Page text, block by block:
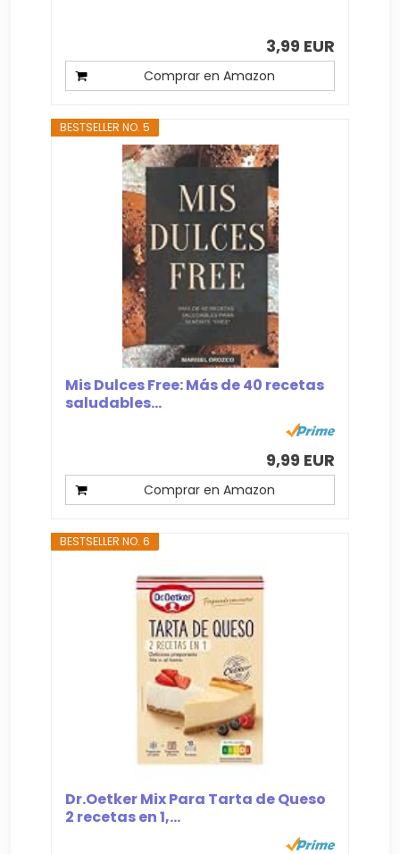
3,99 EUR
Comprar en Amazon
BESTSELLER NO. 5
Mis Dulces Free: Más de 40 recetas
saludables...
9,99 EUR
Comprar en Amazon
BESTSELLER NO. 6
Dr.Oetker Mix Para Tarta de Queso
2 recetas en 1,...